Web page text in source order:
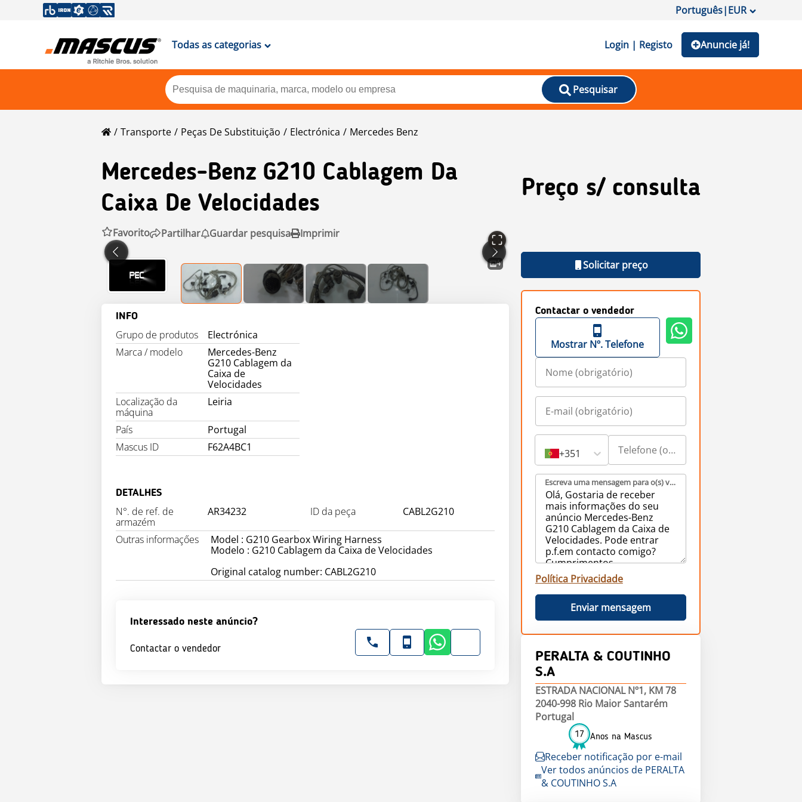
Português|EUR
Todas as categorias Login | Registo Anuncie já!
Pesquisar
Transporte Peças De Substituição Electrónica Mercedes Benz
Mercedes-Benz G210 Cablagem Da
Caixa De Velocidades
Preço s/ consulta
Favorito Partilhar Guardar pesquisa Imprimir
4
INFO
Grupo de produtos
Electrónica
Marca / modelo
Mercedes-Benz
G210 Cablagem da
Caixa de
Velocidades
Localização da
máquina
Leiria
País
Portugal
Mascus ID
F62A4BC1
DETALHES
N°. de ref. de
armazém
AR34232 ID da peça CABL2G210
Outras informaçőes
Model : G210 Gearbox Wiring Harness
Modelo : G210 Cablagem da Caixa de Velocidades
Original catalog number: CABL2G210
Interessado neste anúncio?
Contactar o vendedor
Solicitar preço
Contactar o vendedor
Mostrar Nº. Telefone
+351
Escreva uma mensagem para o(s) vendedor(es) (obrigatório)
Política Privacidade
Enviar mensagem
PERALTA & COUTINHO
S.A
ESTRADA NACIONAL Nº1, KM 78
2040-998 Rio Maior Santarém
Portugal
17 Anos na Mascus
Receber notificação por e-mail
Ver todos anúncios de PERALTA
& COUTINHO S.A